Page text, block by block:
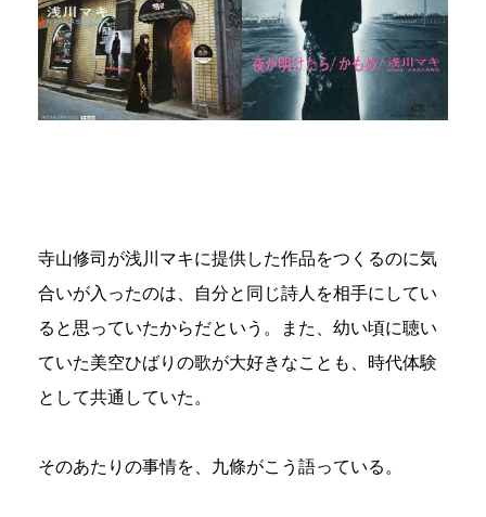
寺山修司が浅川マキに提供した作品をつくるのに気
合いが入ったのは、自分と同じ詩人を相手にしてい
ると思っていたからだという。また、幼い頃に聴い
ていた美空ひばりの歌が大好きなことも、時代体験
として共通していた。
そのあたりの事情を、九條がこう語っている。